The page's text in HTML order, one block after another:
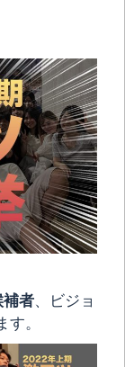
補者、ビジョ
。